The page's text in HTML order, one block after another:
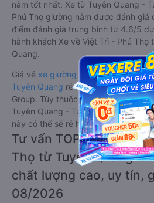
nằm tốt nhất: Xe từ Tuyên Quang -
Phú Thọ giường nằm được đánh giá
điểm đánh giá trung bình từ 4.6/5
hành khách Xe về Việt Trì - Phú Thọ
Quang.
Giá vé xe giường nằm đi Việt Trì -
Tuyên Quang rẻ nhất là 50000VND
Group. Tùy thuộc vào chương trình
Tuyên Quang - Tuyên Quang đi Việt
này có thể sẽ rẻ hơn.
Tư vấn TOP 1 xe khách
Thọ từ Tuyên Quang -
chất lượng cao, uy tín,
08/2026